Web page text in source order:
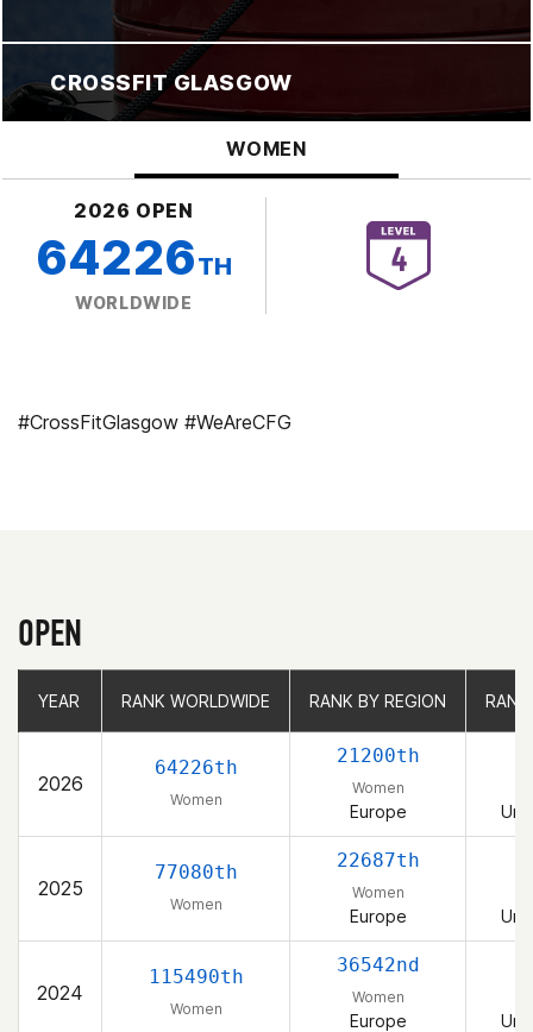
CROSSFIT GLASGOW
WOMEN
2026 OPEN
64226TH
WORLDWIDE
#CrossFitGlasgow #WeAreCFG
OPEN
YEAR RANK WORLDWIDE RANK BY REGION
2026
64226th
Women
21200th
Women
Europe
2025
77080th
Women
22687th
Women
Europe
2024
115490th
Women
36542nd
Women
Europe
YEAR RANK WORLDWIDE RANK BY REGION